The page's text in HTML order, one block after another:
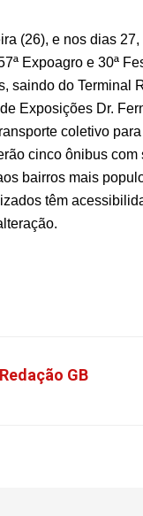
(26), e nos dias
Expoagro e 30ª
saindo do Terminal
Exposições Dr.
coletivo
cinco ônibus
bairros mais
têm
Redação GB